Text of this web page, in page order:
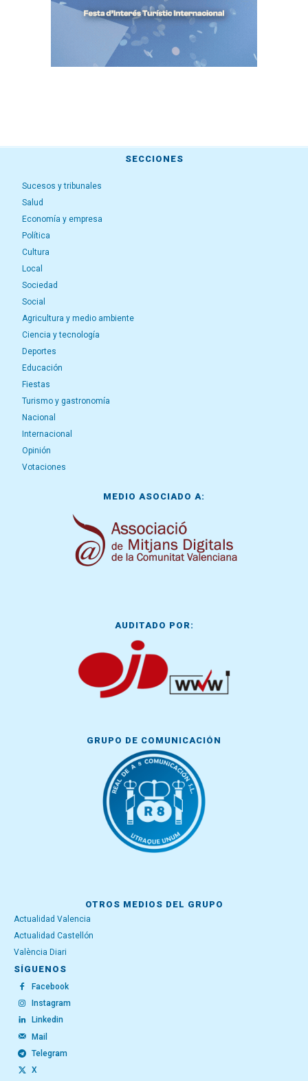
SECCIONES
Sucesos y tribunales
Salud
Economía y empresa
Política
Cultura
Local
Sociedad
Social
Agricultura y medio ambiente
Ciencia y tecnología
Deportes
Educación
Fiestas
Turismo y gastronomía
Nacional
Internacional
Opinión
Votaciones
MEDIO ASOCIADO A:
AUDITADO POR:
GRUPO DE COMUNICACIÓN
OTROS MEDIOS DEL GRUPO
Actualidad Valencia
Actualidad Castellón
València Diari
SÍGUENOS
Facebook
Instagram
Linkedin
Mail
Telegram
X